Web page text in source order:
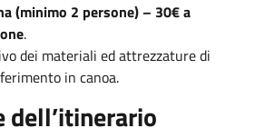
(minimo 2 persone) – 30€ a
.
dei materiali ed attrezzature di
in canoa.
dell’itinerario